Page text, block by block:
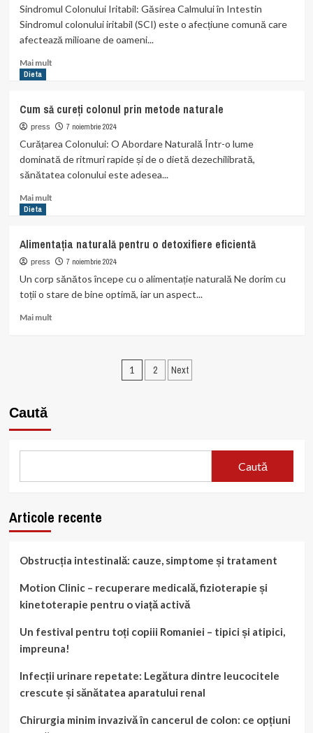
și
lămâia
detoxifiere
Sindromul Colonului Iritabil: Găsirea Calmului în Intestin
Sindromul colonului iritabil (SCI) este o afecțiune comună care
afectează milioane de oameni...
Mai multRead
naturale
pentru
sindromul
colonului
Dieta
Cum să cureți colonul prin metode naturale
press 7 noiembrie 2024
Curățarea Colonului: O Abordare Naturală Într-o lume
dominată de ritmuri rapide și de o dietă dezechilibrată,
sănătatea colonului este adesea...
Mai multRead
să
cureți
colonul
naturale
Dieta
Alimentația naturală pentru o detoxifiere eficientă
press 7 noiembrie 2024
Un corp sănătos începe cu o alimentație naturală Ne dorim cu
toții o stare de bine optimă, iar un aspect...
Mai multRead
Paginație
1 2 Next
Caută
Caută
Articole recente
Obstrucția intestinală: cauze, simptome și tratament
Motion Clinic – recuperare medicală, fizioterapie și
kinetoterapie pentru o viață activă
Un festival pentru toți copiii Romaniei – tipici și atipici,
impreuna!
Infecții urinare repetate: Legătura dintre leucocitele
crescute și sănătatea aparatului renal
Chirurgia minim invazivă în cancerul de colon: ce opțiuni